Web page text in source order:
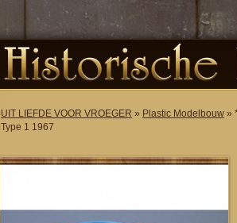
UIT LIEFDE VOOR VROEGER » Plastic Modelbouw »
Type 1 1967